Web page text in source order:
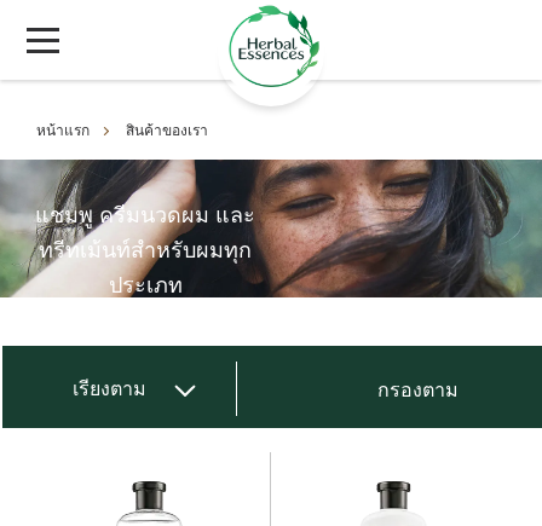
หน้าแรก สินค้าของเรา
แชมพู ครีมนวดผม และ
ทรีทเม้นท์สำหรับผมทุก
ประเภท
เรียงตาม กรองตาม